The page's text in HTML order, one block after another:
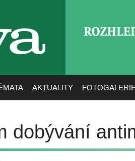
AKTUALITY
dobývání